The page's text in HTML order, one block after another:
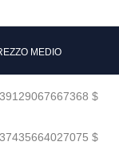
MEDIO
$
$